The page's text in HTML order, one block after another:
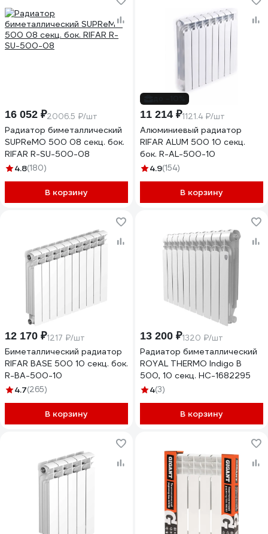
16 052 ₽2006.5 ₽/шт
Радиатор биметаллический
SUPReMO 500 08 секц. бок.
RIFAR R-SU-500-08
4.8(180)
В корзину
11 214 ₽1121.4 ₽/шт
Алюминиевый радиатор
RIFAR ALUM 500 10 секц.
бок. R-AL-500-10
4.9(154)
В корзину
12 170 ₽1217 ₽/шт
Биметаллический радиатор
RIFAR BASE 500 10 секц. бок.
R-BA-500-10
4.7(265)
В корзину
13 200 ₽1320 ₽/шт
Радиатор биметаллический
ROYAL THERMO Indigo B
500, 10 секц. НС-1682295
4(3)
В корзину